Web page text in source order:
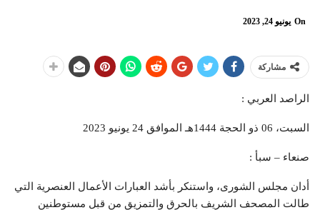
On يونيو 24, 2023
مشاركة
الراصد العربي :
السبت، 06 ذو الحجة 1444هـ الموافق 24 يونيو 2023
صنعاء – سبأ :
أدان مجلس الشورى، واستنكر بأشد العبارات الأعمال العنصرية التي
طالت المصحف الشريف بالحرق والتمزيق من قبل مستوطنين